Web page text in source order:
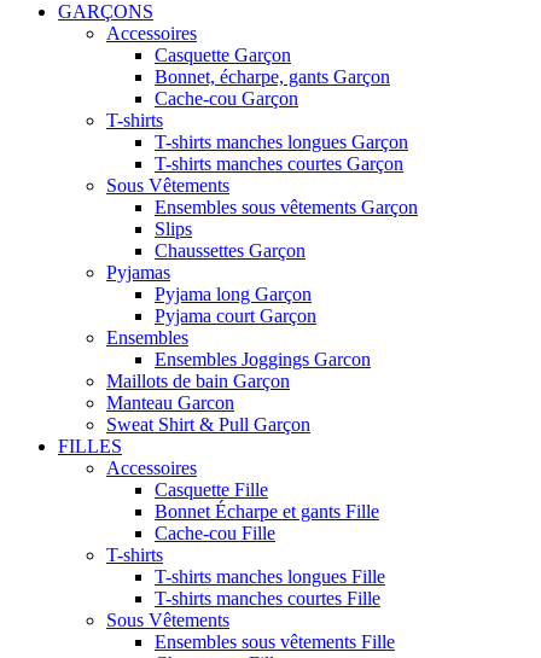
GARÇONS
Accessoires
Casquette Garçon
Bonnet, écharpe, gants Garçon
Cache-cou Garçon
T-shirts
T-shirts manches longues Garçon
T-shirts manches courtes Garçon
Sous Vêtements
Ensembles sous vêtements Garçon
Slips
Chaussettes Garçon
Pyjamas
Pyjama long Garçon
Pyjama court Garçon
Ensembles
Ensembles Joggings Garcon
Maillots de bain Garçon
Manteau Garcon
Sweat Shirt & Pull Garçon
FILLES
Accessoires
Casquette Fille
Bonnet Écharpe et gants Fille
Cache-cou Fille
T-shirts
T-shirts manches longues Fille
T-shirts manches courtes Fille
Sous Vêtements
Ensembles sous vêtements Fille